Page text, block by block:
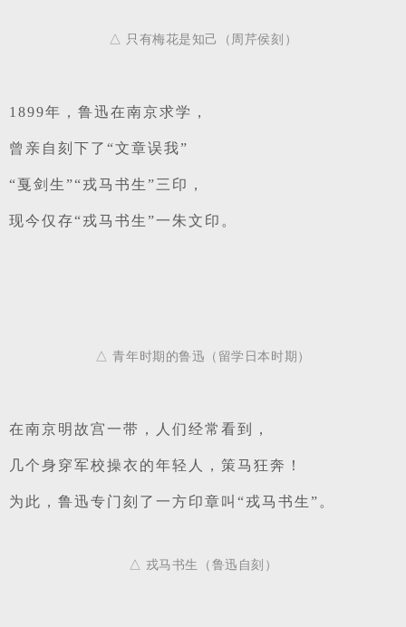
△ 只有梅花是知己（周芹侯刻）
1899年，鲁迅在南京求学，
曾亲自刻下了“文章误我”
“戛剑生”“戎马书生”三印，
现今仅存“戎马书生”一朱文印。
△ 青年时期的鲁迅（留学日本时期）
在南京明故宫一带，人们经常看到，
几个身穿军校操衣的年轻人， 策马狂奔！
为此，鲁迅专门刻了一方印章叫“戎马书生”。
△ 戎马书生（鲁迅自刻）